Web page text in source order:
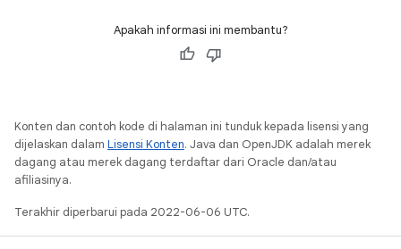
Apakah informasi ini membantu?
Konten dan contoh kode di halaman ini tunduk kepada lisensi yang
dijelaskan dalam Lisensi Konten. Java dan OpenJDK adalah merek
dagang atau merek dagang terdaftar dari Oracle dan/atau
afiliasinya.
Terakhir diperbarui pada 2022-06-06 UTC.